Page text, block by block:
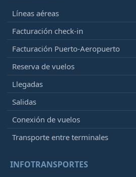
Líneas aéreas
Facturación check-in
Facturación Puerto-Aeropuerto
Reserva de vuelos
Llegadas
Salidas
Conexión de vuelos
Transporte entre terminales
INFOTRANSPORTES